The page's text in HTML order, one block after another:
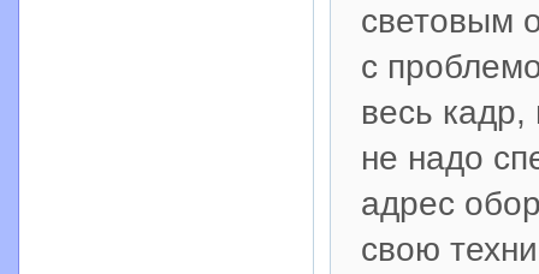
световым
с
весь
не надо
адрес
свою